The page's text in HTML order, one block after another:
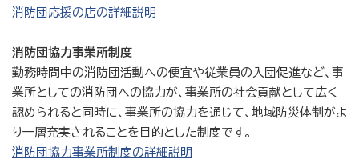
消防団応援の店の詳細説明
消防団協力事業所制度
勤務時間中の消防団活動への便宜や従業員の入団促進など、事
業所としての消防団への協力が、事業所の社会貢献として広く
認められると同時に、事業所の協力を通じて、地域防災体制がよ
り一層充実されることを目的とした制度です。
消防団協力事業所制度の詳細説明